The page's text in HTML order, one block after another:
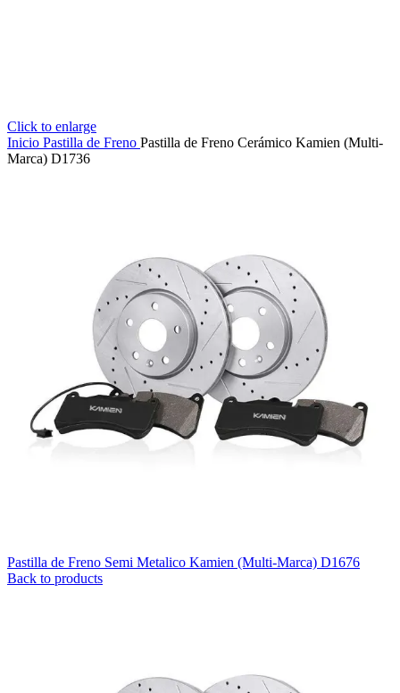
Click to enlarge
Inicio Pastilla de Freno Pastilla de Freno Cerámico Kamien (Multi-
Marca) D1736
Pastilla de Freno Semi Metalico Kamien (Multi-Marca) D1676
Back to products